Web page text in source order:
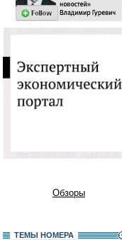
Обзоры
ТЕМЫ НОМЕРА